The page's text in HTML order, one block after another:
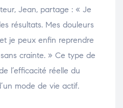
Jean, partage : « Je
résultats. Mes douleurs
je peux enfin reprendre
crainte. » Ce type de
l’efficacité réelle du
mode de vie actif.